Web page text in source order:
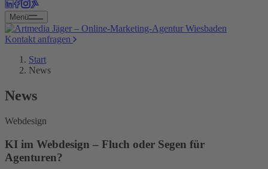
Menü
Kontakt anfragen
Start
News
News
Webdesign
KI im Webdesign – Fluch oder Segen für
Agenturen?